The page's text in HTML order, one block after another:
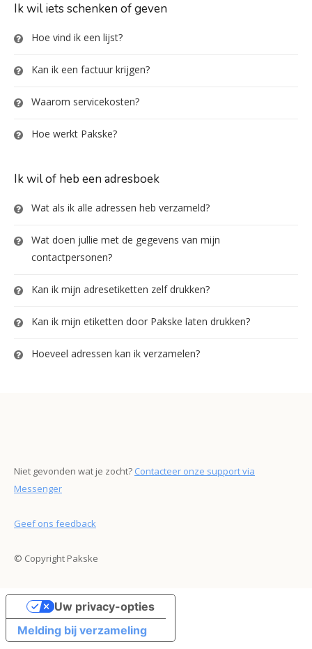
Ik wil iets schenken of geven
Hoe vind ik een lijst?
Kan ik een factuur krijgen?
Waarom servicekosten?
Hoe werkt Pakske?
Ik wil of heb een adresboek
Wat als ik alle adressen heb verzameld?
Wat doen jullie met de gegevens van mijn
contactpersonen?
Kan ik mijn adresetiketten zelf drukken?
Kan ik mijn etiketten door Pakske laten drukken?
Hoeveel adressen kan ik verzamelen?
Niet gevonden wat je zocht? Contacteer onze support via
Messenger
Geef ons feedback
© Copyright Pakske
Melding bij verzameling
Uw privacy-opties